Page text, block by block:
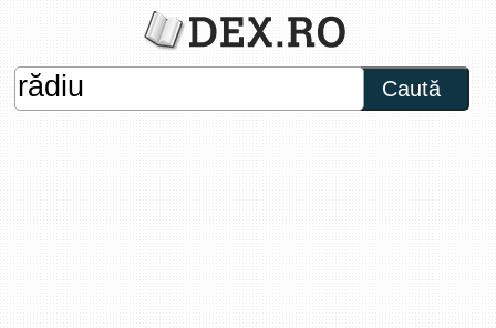
Caută